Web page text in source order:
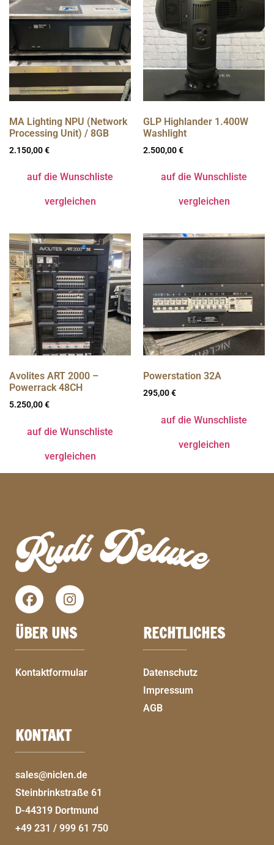
MA Lighting NPU (Network
Processing Unit) / 8GB
2.150,00€
auf die Wunschliste
vergleichen
GLP Highlander 1.400W
Washlight
2.500,00€
auf die Wunschliste
vergleichen
Avolites ART 2000 –
Powerrack 48CH
5.250,00€
auf die Wunschliste
vergleichen
Powerstation 32A
295,00€
auf die Wunschliste
vergleichen
ÜBER UNS
Kontaktformular
RECHTLICHES
Datenschutz
Impressum
AGB
KONTAKT
sales@niclen.de
Steinbrinkstraße 61
D-44319 Dortmund
+49 231 / 999 61 750